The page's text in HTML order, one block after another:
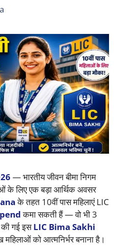
— भारतीय जीवन बीमा निगम
के लिए एक बड़ा आर्थिक अवसर
के तहत 10वीं पास महिलाएं LIC
कमा सकती हैं — वो भी 3
की गई इसLIC Bima Sakhi
को आत्मनिर्भर बनाना है।
Group Join करें